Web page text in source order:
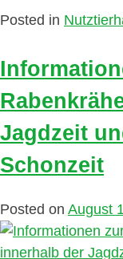
Posted in
Jagdzeit
Schonzeit
Posted on August